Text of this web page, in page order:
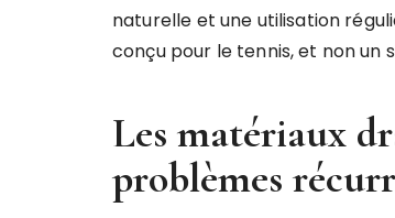
naturelle et une utilisation
conçu pour le tennis, et non un
Les matériaux
problèmes